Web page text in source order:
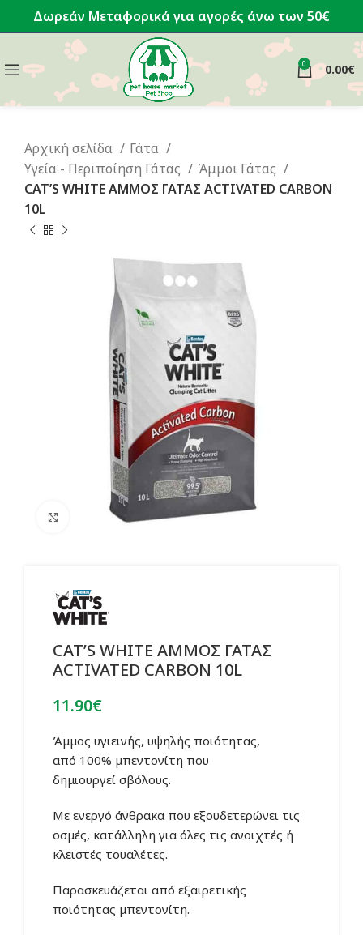
Δωρεάν Μεταφορικά για αγορές άνω των 50€
0 0.00€
Αρχική σελίδα
Γάτα
Υγεία - Περιποίηση Γάτας
Άμμοι Γάτας
CAT’S WHITE ΑΜΜΟΣ ΓΑΤΑΣ ACTIVATED CARBON
10L
Click to enlarge
CAT’S WHITE ΑΜΜΟΣ ΓΑΤΑΣ
ACTIVATED CARBON 10L
11.90€
Άμμος υγιεινής, υψηλής ποιότητας,
από 100% μπεντονίτη που
δημιουργεί σβόλους.
Με ενεργό άνθρακα που εξουδετερώνει τις
οσμές, κατάλληλη για όλες τις ανοιχτές ή
κλειστές τουαλέτες.
Παρασκευάζεται από εξαιρετικής
ποιότητας μπεντονίτη.